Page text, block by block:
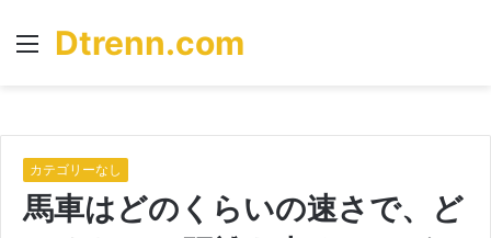
Menu
Dtrenn.com
カテゴリーなし
馬車はどのくらいの速さで、ど